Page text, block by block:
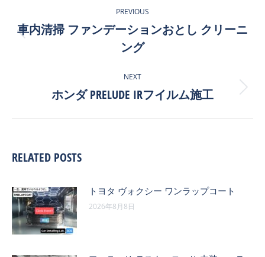
PREVIOUS
Previous
post:
車内清掃 ファンデーションおとし クリーニ
ング
NEXT
Next
ホンダ PRELUDE IRフイルム施工
RELATED POSTS
トヨタ ヴォクシー ワンラップコート
2026年8月8日